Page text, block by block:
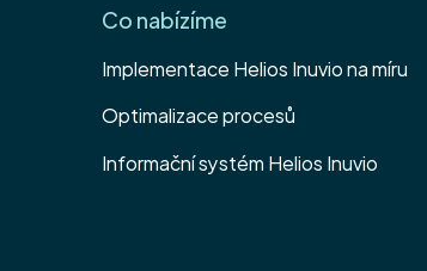
Přijďte za námi na punč
Co nabízíme
Implementace Helios Inuvio na míru
Optimalizace procesů
Informační systém Helios Inuvio